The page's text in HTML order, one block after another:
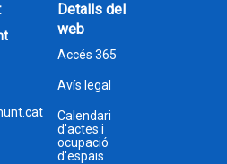
Detalls del
web
Accés 365
Avís legal
Calendari
d'actes i
ocupació
d'espais